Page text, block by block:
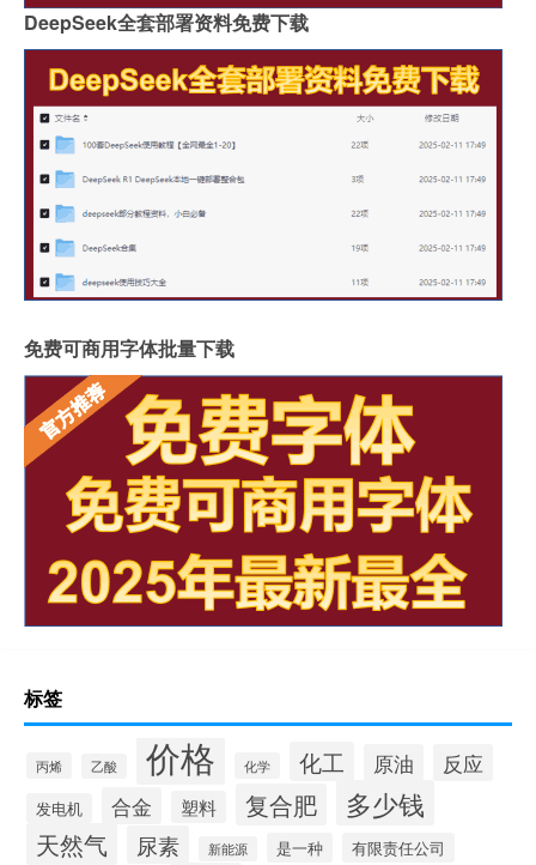
DeepSeek全套部署资料免费下载
免费可商用字体批量下载
标签
丙烯 乙酸 价格 化学 化工 原油 反应
发电机 合金 塑料 复合肥 多少钱
天然气 尿素 新能源 是一种 有限责任公司